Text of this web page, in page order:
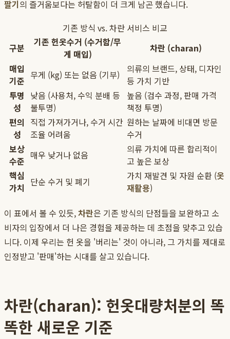
팔기의 즐거움보다는 허탈함이 더 크게 남곤 했습니다.
기존 방식 vs. 차란 서비스 비교
구분
기존 헌옷수거 (수거함/무
게 매입)
차란 (charan)
매입
기준 무게 (kg) 또는 없음 (기부)
의류의 브랜드, 상태, 디자인
등 가치 기반
투명
성
낮음 (사용처, 수익 분배 등
불투명)
높음 (검수 과정, 판매 가격
책정 투명)
편의
성
직접 가져가거나, 수거 시간
조율 어려움
원하는 날짜에 비대면 방문
수거
보상
수준 매우 낮거나 없음
의류 가치에 따른 합리적이
고 높은 보상
핵심
가치 단순 수거 및 폐기 가치 재발견 및 자원 순환 (옷
재활용)
이 표에서 볼 수 있듯,차란은 기존 방식의 단점들을 보완하고 소
비자의 입장에서 더 나은 경험을 제공하는 데 초점을 맞추고 있습
니다. 이제 우리는 헌 옷을 '버리는' 것이 아니라, 그 가치를 제대로
인정받고 '판매'하는 시대를 살고 있습니다.
차란(charan): 헌옷대량처분의 똑
똑한 새로운 기준